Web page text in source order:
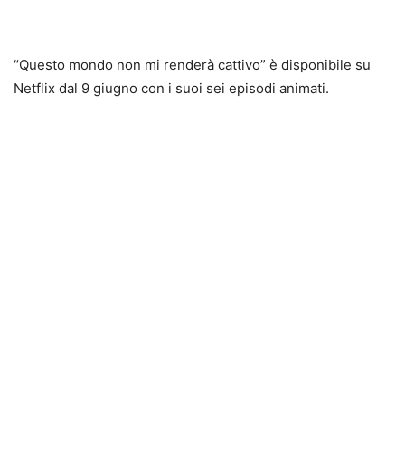
“Questo mondo non mi renderà cattivo” è disponibile su
Netflix dal 9 giugno con i suoi sei episodi animati.